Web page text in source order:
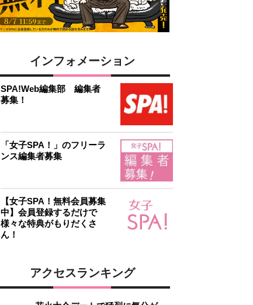
インフォメーション
SPA!Web編集部 編集者
募集！
「女子SPA！」のフリーラ
ンス編集者募集
【女子SPA！無料会員募集
中】会員登録するだけで
様々な特典がもりだくさ
ん！
アクセスランキング